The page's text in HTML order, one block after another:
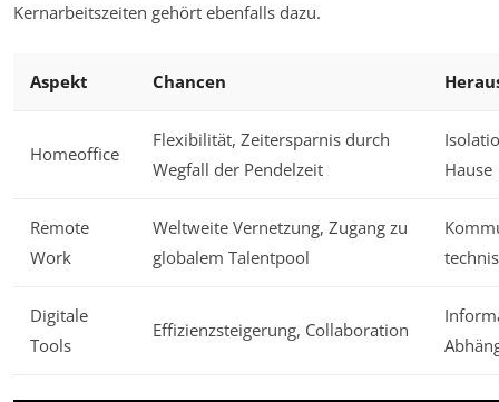
Kernarbeitszeiten gehört ebenfalls dazu.
Aspekt Chancen
Homeoffice
Flexibilität, Zeitersparnis durch
Wegfall der Pendelzeit
Hause
Remote
Work
Weltweite Vernetzung, Zugang zu
globalem Talentpool
Digitale
Tools
Effizienzsteigerung, Collaboration